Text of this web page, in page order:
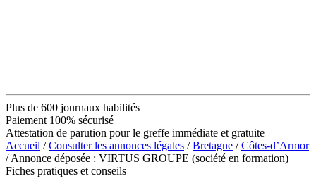
Plus de 600 journaux habilités
Paiement 100% sécurisé
Attestation de parution pour le greffe immédiate et gratuite
Accueil /Consulter les annonces légales /Bretagne /Côtes-d’Armor
/ Annonce déposée : VIRTUS GROUPE (société en formation)
Fiches pratiques et conseils